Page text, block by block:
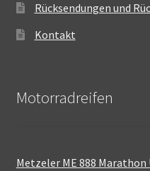
Rücksendungen und
Kontakt
Motorradreifen
Metzeler ME 888 Marathon